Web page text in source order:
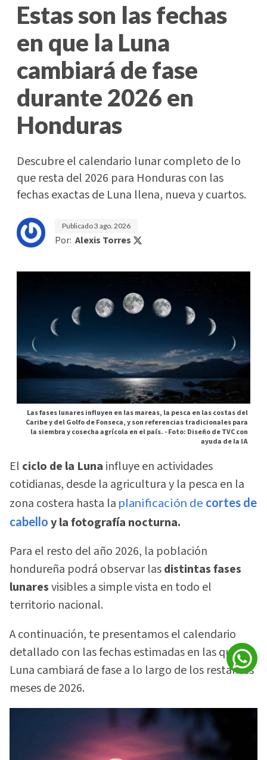
Estas son las fechas
en que la Luna
cambiará de fase
durante 2026 en
Honduras
Descubre el calendario lunar completo de lo
que resta del 2026 para Honduras con las
fechas exactas de Luna llena, nueva y cuartos.
Publicado3 ago. 2026
Por: Alexis Torres
Las fases lunares influyen en las mareas, la pesca en las costas del
Caribe y del Golfo de Fonseca, y son referencias tradicionales para
la siembra y cosecha agrícola en el país. -Foto: Diseño de TVC con
ayuda de la IA
El ciclo de la Luna influye en actividades
cotidianas, desde la agricultura y la pesca en la
zona costera hasta la planificación de cortes de
cabello y la fotografía nocturna.
Para el resto del año 2026, la población
hondureña podrá observar lasdistintas fases
lunaresvisibles a simple vista en todo el
territorio nacional.
A continuación, te presentamos el calendario
detallado con las fechas estimadas en las que la
Luna cambiará de fase a lo largo de los restantes
meses de 2026.